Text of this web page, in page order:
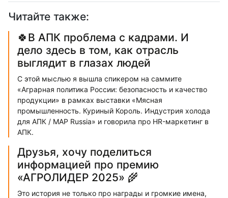
Читайте также:
🍀В АПК проблема с кадрами. И
дело здесь в том, как отрасль
выглядит в глазах людей
С этой мыслью я вышла спикером на саммите
«Аграрная политика России: безопасность и качество
продукции» в рамках выставки «Мясная
промышленность. Куриный Король. Индустрия холода
для АПК / MAP Russia» и говорила про HR-маркетинг в
АПК.
Друзья, хочу поделиться
информацией про премию
«АГРОЛИДЕР 2025» 🌾
Это история не только про награды и громкие имена,